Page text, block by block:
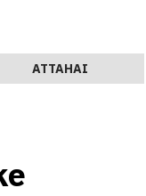
ATTAHAI